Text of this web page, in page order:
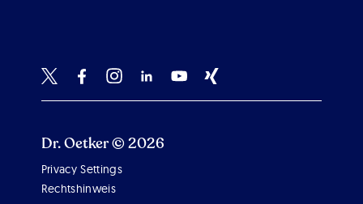
Dr. Oetker © 2026
Privacy Settings
Rechtshinweis